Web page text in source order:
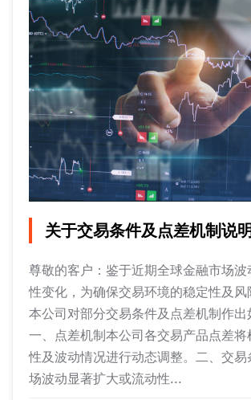
关于交易条件及点差机制说
尊敬的客户：鉴于近期全球金融市场波
性变化，为确保交易环境的稳定性及风
本公司对部分交易条件及点差机制作出
一、点差机制本公司各交易产品点差将
性及波动情况进行动态调整。二、交
场波动显著扩大或流动性...